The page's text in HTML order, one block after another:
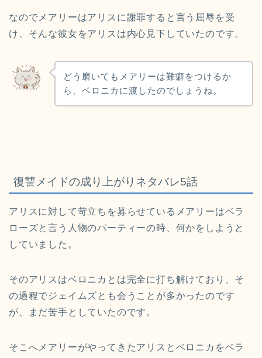
なのでメアリーはアリスに謝罪すると言う屈辱を受
け、そんな彼女をアリスは内心見下していたのです。
どう磨いてもメアリーは難癖をつけるか
ら、ベロニカに渡したのでしょうね。
復讐メイドの成り上がりネタバレ5話
アリスに対して苛立ちを募らせているメアリーはベラ
ローズと言う人物のパーティーの時、何かをしようと
していました。
そのアリスはベロニカとは完全に打ち解けており、そ
の過程でジェイムズとも会うことが多かったのです
が、まだ苦手としていたのです。
そこへメアリーがやってきたアリスとベロニカをベラ